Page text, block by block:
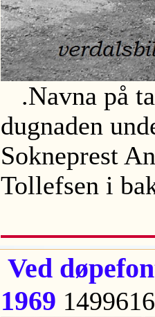
.Navna på
dugnaden
Sokneprest
Tollefsen i
Ved
1969